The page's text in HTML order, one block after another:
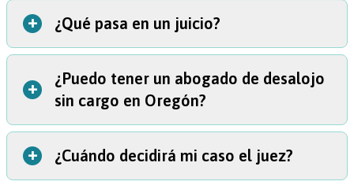
¿Qué pasa en un juicio?
+
Cuando el personal de la corte llama su caso, usted y el
propietario tendrán la oportunidad de:
presentar pruebas (como documentos y fotos);
interrogar a los testigos de la otra parte.
Si está nervioso, puede anotar de antemano lo que quiere
¿Puedo tener un abogado de desalojo
sin cargo en Oregón?
+
No hay garantías de poder tener un abogado sin cargo en
un caso de desalojo en Oregón.
¿Cuándo decidirá mi caso el juez?
+